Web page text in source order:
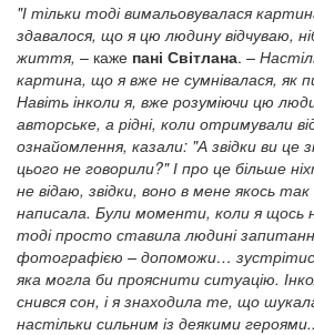
"І тільки тоді вимальовувалася
здавалося, що я цю людину відчуваю,
життя, – каже пані Світлана. –
картина, що я вже не сумнівалася, як
Навіть інколи я, вже розуміючи цю
авторське, а рідні, коли отримували
ознайомлення, казали: "А звідки ви
цього не говорили?" І про це більше
не відаю, звідки, воно в мене якось так
написала. Були моменти, коли я щось
тоді просто ставила людині
фотографією – допоможи…
яка могла би прояснити ситуацію.
снився сон, і я знаходила те, що
настільки сильним із деякими